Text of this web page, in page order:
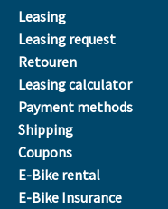
Leasing
Leasing request
Retouren
Leasing calculator
Payment methods
Shipping
Coupons
E-Bike rental
E-Bike Insurance